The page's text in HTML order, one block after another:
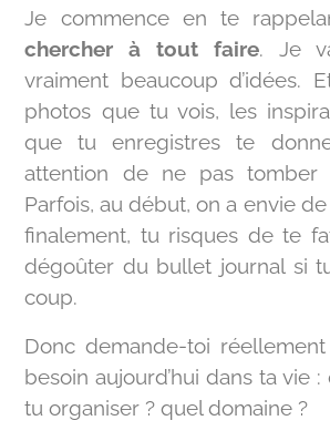
Je commence en te
chercher à tout faire. Je
vraiment beaucoup d’idées.
photos que tu vois, les
que tu enregistres te
attention de ne pas tomber
Parfois, au début, on a envie
finalement, tu risques de te
dégoûter du bullet journal si
coup.
Donc demande-toi
besoin aujourd’hui dans ta vie
tu organiser ? quel domaine ?